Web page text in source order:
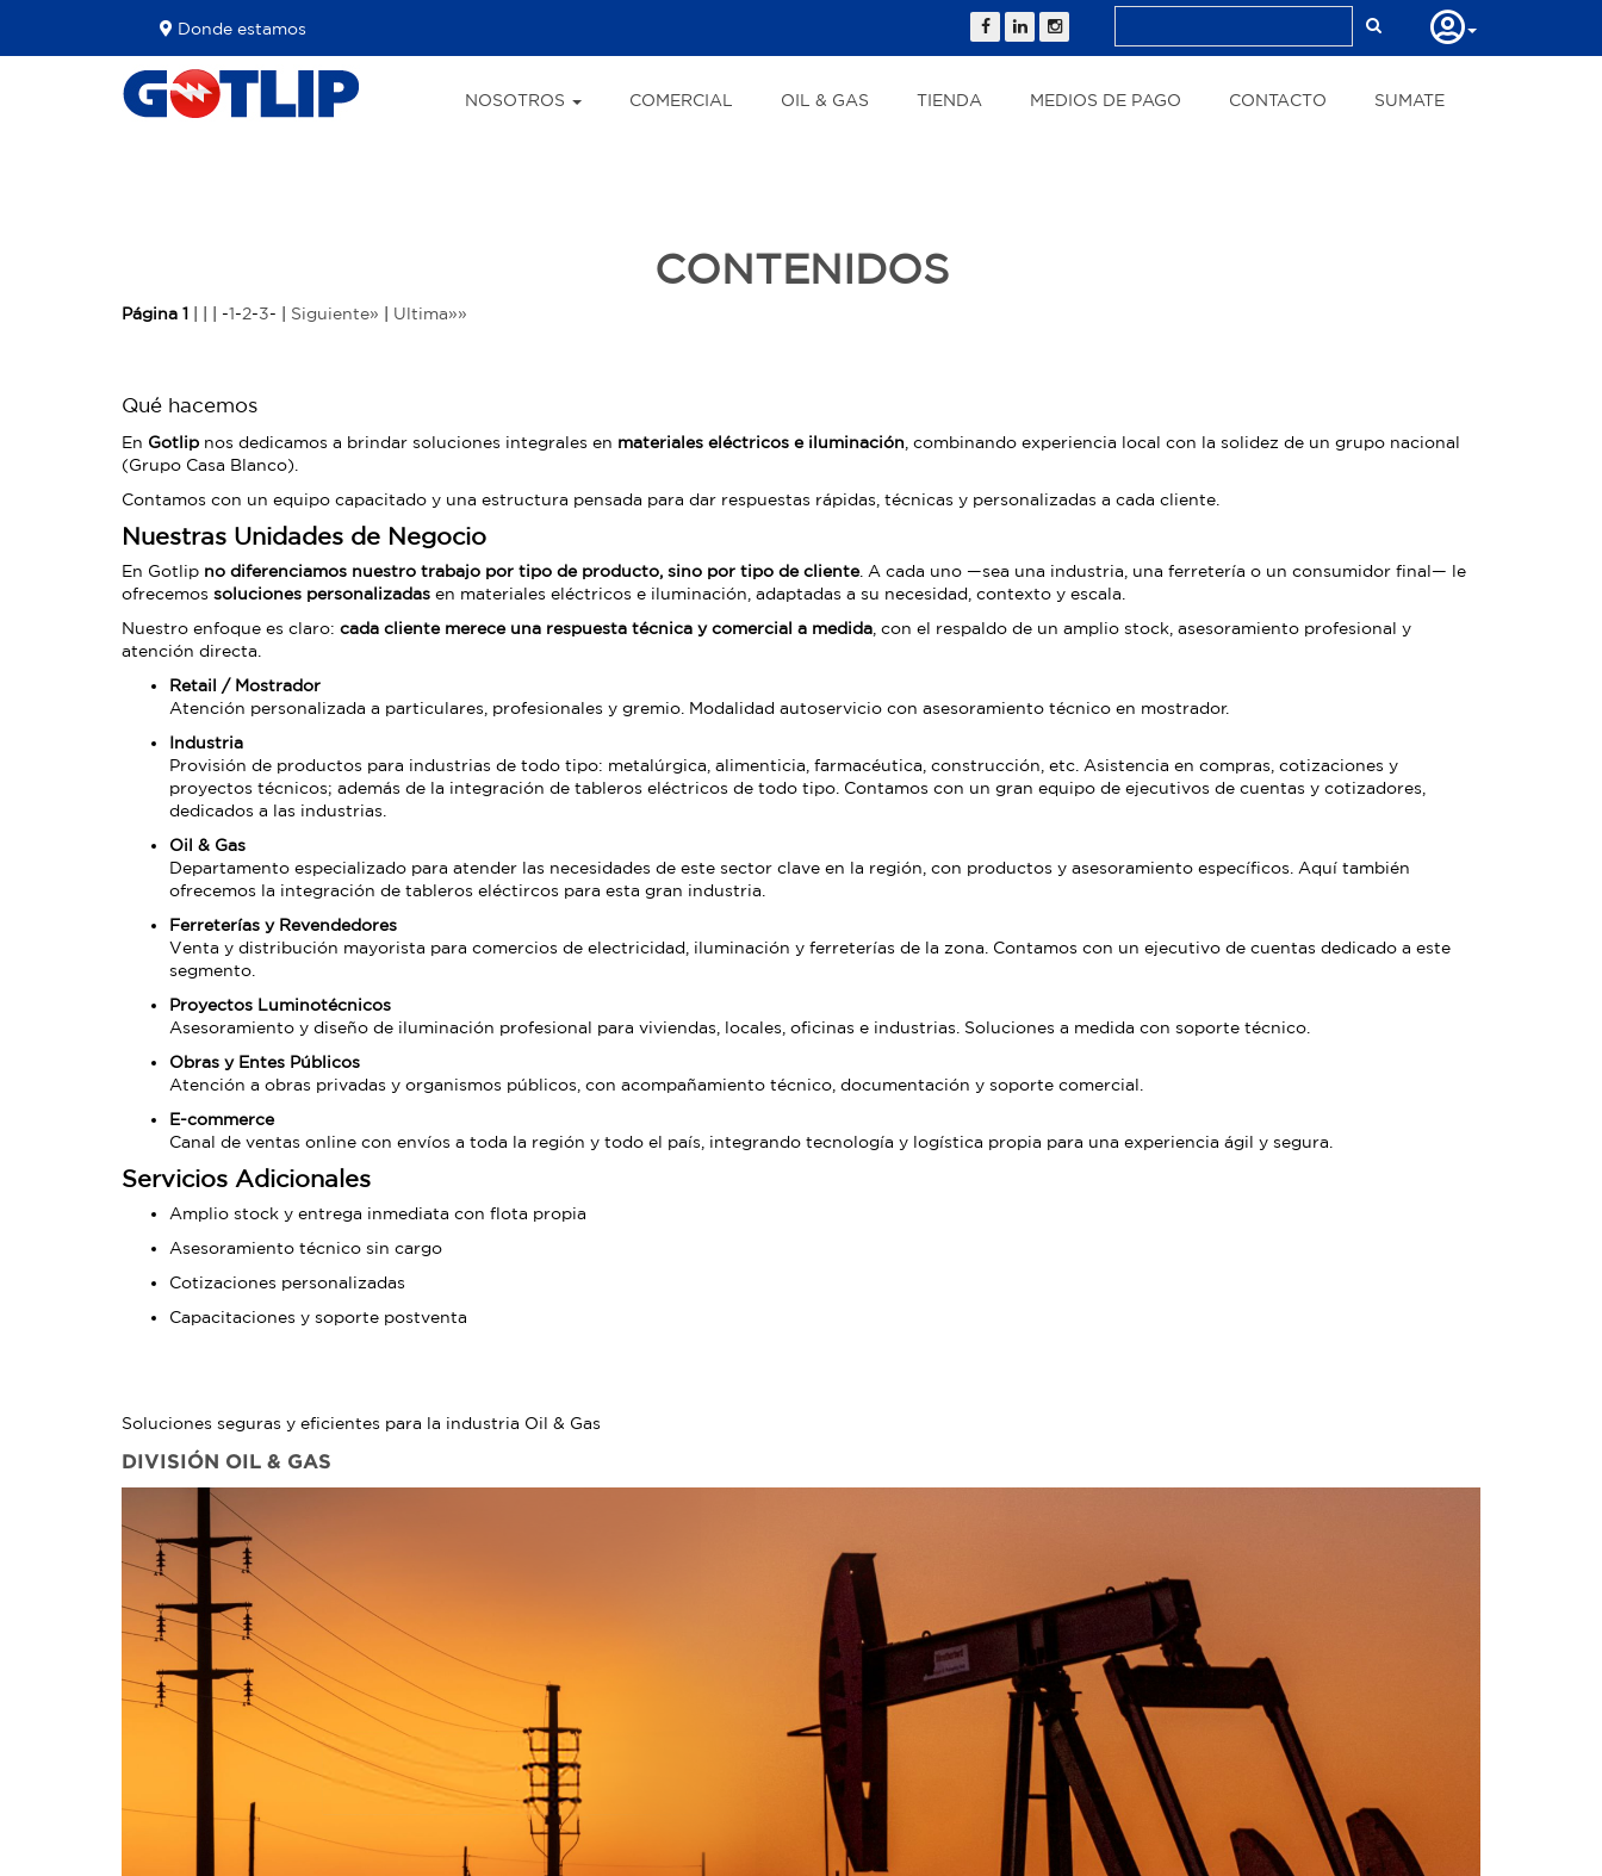
Donde estamos
NOSOTROS COMERCIAL OIL & GAS TIENDA MEDIOS DE PAGO CONTACTO SUMATE
CONTENIDOS
Página 1 | | | -1-2-3- | Siguiente» Ultima»»
Qué hacemos
En Gotlip nos dedicamos a brindar soluciones integrales en materiales eléctricos e iluminación , combinando experiencia local con la solidez de un grupo nacional
(Grupo Casa Blanco).
Contamos con un equipo capacitado y una estructura pensada para dar respuestas rápidas, técnicas y personalizadas a cada cliente.
Nuestras Unidades de Negocio
En Gotlip no diferenciamos nuestro trabajo por tipo de producto, sino por tipo de cliente. A cada uno —sea una industria, una ferretería o un consumidor final— le
ofrecemos soluciones personalizadas en materiales eléctricos e iluminación, adaptadas a su necesidad, contexto y escala.
Nuestro enfoque es claro: cada cliente merece una respuesta técnica y comercial a medida , con el respaldo de un amplio stock, asesoramiento profesional y
atención directa.
Retail / Mostrador
Atención personalizada a particulares, profesionales y gremio. Modalidad autoservicio con asesoramiento técnico en mostrador.
Industria
Provisión de productos para industrias de todo tipo: metalúrgica, alimenticia, farmacéutica, construcción, etc. Asistencia en compras, cotizaciones y
proyectos técnicos; además de la integración de tableros eléctricos de todo tipo. Contamos con un gran equipo de ejecutivos de cuentas y cotizadores,
dedicados a las industrias.
Oil & Gas
Departamento especializado para atender las necesidades de este sector clave en la región, con productos y asesoramiento específicos. Aquí también
ofrecemos la integración de tableros eléctircos para esta gran industria.
Ferreterías y Revendedores
Venta y distribución mayorista para comercios de electricidad, iluminación y ferreterías de la zona. Contamos con un ejecutivo de cuentas dedicado a este
segmento.
Proyectos Luminotécnicos
Asesoramiento y diseño de iluminación profesional para viviendas, locales, oficinas e industrias. Soluciones a medida con soporte técnico.
Obras y Entes Públicos
Atención a obras privadas y organismos públicos, con acompañamiento técnico, documentación y soporte comercial.
E-commerce
Canal de ventas online con envíos a toda la región y todo el país, integrando tecnología y logística propia para una experiencia ágil y segura.
Servicios Adicionales
Amplio stock y entrega inmediata con flota propia
Asesoramiento técnico sin cargo
Cotizaciones personalizadas
Capacitaciones y soporte postventa
Soluciones seguras y eficientes para la industria Oil & Gas
DIVISIÓN OIL & GAS